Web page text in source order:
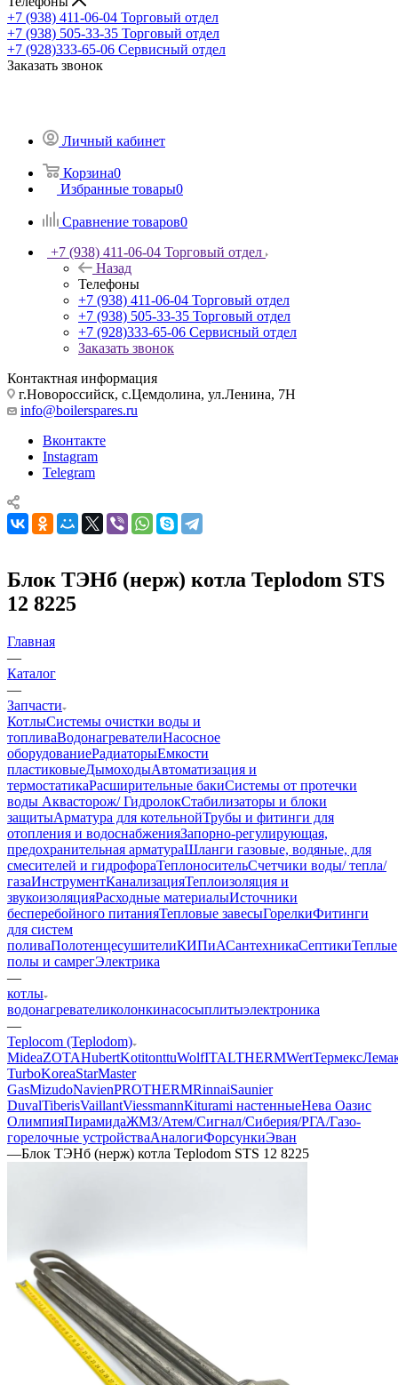
+7 (938) 411-06-04 Торговый отдел
+7 (938) 505-33-35 Торговый отдел
+7 (928)333-65-06 Сервисный отдел
Заказать звонок
Личный кабинет
Корзина0
Избранные товары0
Сравнение товаров0
+7 (938) 411-06-04 Торговый отдел
Назад
Телефоны
+7 (938) 411-06-04 Торговый отдел
+7 (938) 505-33-35 Торговый отдел
+7 (928)333-65-06 Сервисный отдел
Заказать звонок
Контактная информация
г.Новороссийск, с.Цемдолина, ул.Ленина, 7Н
info@boilerspares.ru
Вконтакте
Instagram
Telegram
Блок ТЭНб (нерж) котла Teplodom STS
12 8225
Главная
—
Каталог
—
Запчасти
КотлыСистемы очистки воды и
топливаВодонагревателиНасосное
оборудованиеРадиаторыЕмкости
пластиковыеДымоходыАвтоматизация и
термостатикаРасширительные бакиСистемы от протечки
воды Аквасторож/ ГидролокСтабилизаторы и блоки
защитыАрматура для котельнойТрубы и фитинги для
отопления и водоснабженияЗапорно-регулирующая,
предохранительная арматураШланги газовые, водяные, для
смесителей и гидрофораТеплоносительСчетчики воды/ тепла/
газаИнструментКанализацияТеплоизоляция и
звукоизоляцияРасходные материалыИсточники
бесперебойного питанияТепловые завесыГорелкиФитинги
для систем
поливаПолотенцесушителиКИПиАСантехникаСептикиТеплые
полы и самрегЭлектрика
—
котлы
водонагревателиколонкинасосыплитыэлектроника
—
Teplocom (Teplodom)
MideaZOTAHubertKotitonttuWolfITALTHERMWertТермекс
TurboKoreaStarMaster
GasMizudoNavienPROTHERMRinnaiSaunier
DuvalTiberisVaillantViessmannКiturami настенныеНева Оазис
ОлимпияПирамидаЖМЗ/Атем/Сигнал/Сиберия/РГА/Газо-
горелочные устройстваAналогиФорсункиЭван
—Блок ТЭНб (нерж) котла Teplodom STS 12 8225